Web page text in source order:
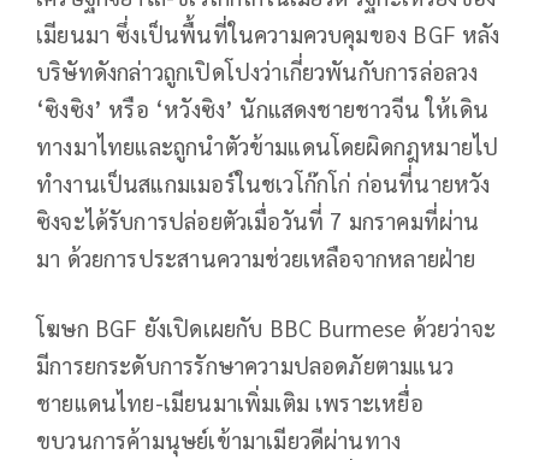
เมียนมา ซึ่งเป็นพื้นที่ในความควบคุมของ BGF หลัง
บริษัทดังกล่าวถูกเปิดโปงว่าเกี่ยวพันกับการล่อลวง
‘ซิงซิง’ หรือ ‘หวังซิง’ นักแสดงชายชาวจีน ให้เดิน
ทางมาไทยและถูกนำตัวข้ามแดนโดยผิดกฎหมายไป
ทำงานเป็นสแกมเมอร์ในชเวโก๊กโก่ ก่อนที่นายหวัง
ซิงจะได้รับการปล่อยตัวเมื่อวันที่ 7 มกราคมที่ผ่าน
มา ด้วยการประสานความช่วยเหลือจากหลายฝ่าย
โฆษก BGF ยังเปิดเผยกับ BBC Burmese ด้วยว่าจะ
มีการยกระดับการรักษาความปลอดภัยตามแนว
ชายแดนไทย-เมียนมาเพิ่มเติม เพราะเหยื่อ
ขบวนการค้ามนุษย์เข้ามาเมียวดีผ่านทาง